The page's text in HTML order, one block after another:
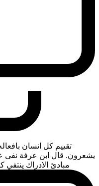
تقييم كل انسان
يشعرون. قال ابن عرفة نفى
مبادئ الادراك